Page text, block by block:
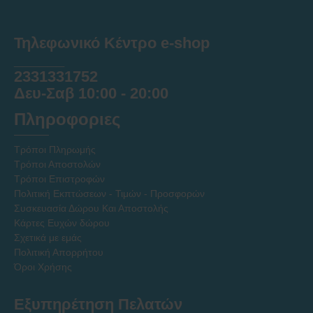
Τηλεφωνικό Κέντρο e-shop
2331331752
Δευ-Σαβ 10:00 - 20:00
Πληροφοριες
Τρόποι Πληρωμής
Τρόποι Αποστολών
Τρόποι Επιστροφών
Πολιτική Εκπτώσεων - Τιμών - Προσφορών
Συσκευασία Δώρου Και Αποστολής
Κάρτες Ευχών δώρου
Σχετικά με εμάς
Πολιτική Απορρήτου
Όροι Χρήσης
Εξυπηρέτηση Πελατών